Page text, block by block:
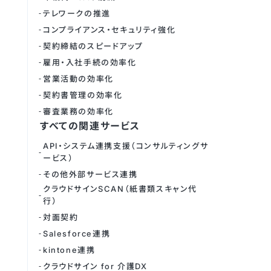
テレワークの推進
コンプライアンス・セキュリティ強化
契約締結のスピードアップ
雇用・入社手続の効率化
営業活動の効率化
契約書管理の効率化
審査業務の効率化
すべての関連サービス
API・システム連携支援（コンサルティングサ
ービス）
その他外部サービス連携
クラウドサインSCAN（紙書類スキャン代
行）
対面契約
Salesforce連携
kintone連携
クラウドサイン for 介護DX